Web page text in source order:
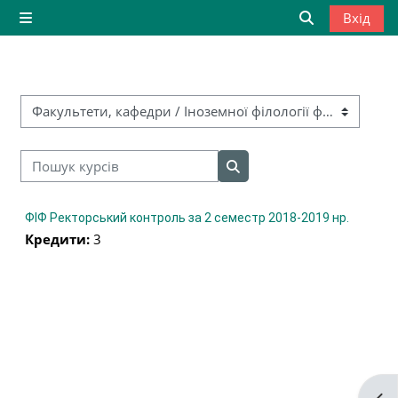
Перейти до головного вмісту
Бокова панель
Вхід
Категорії курсів
Пошук курсів
Пошук курсів
ФІФ Ректорський контроль за 2 семестр 2018-2019 нр.
Кредити: 3